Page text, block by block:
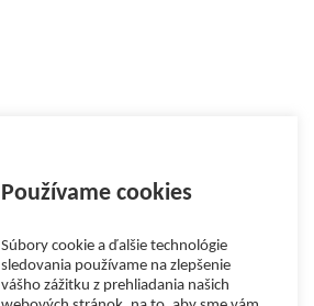
Používame cookies
Súbory cookie a ďalšie technológie
sledovania používame na zlepšenie
vášho zážitku z prehliadania našich